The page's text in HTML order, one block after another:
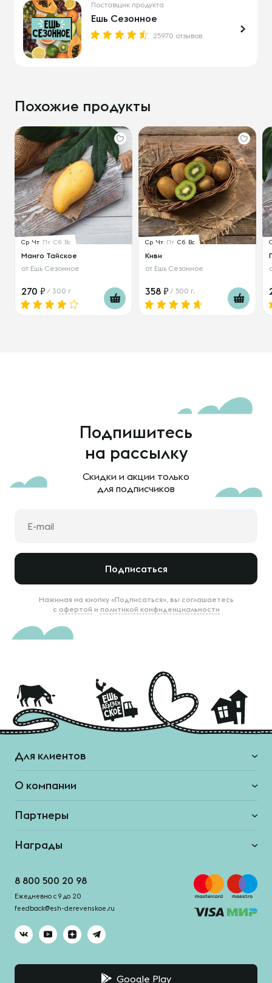
Поставщик продукта
Ешь Сезонное
25970 отзывов
Похожие продукты
Ср Чт Пт Сб Вс
Манго Тайское
от Ешь Сезонное
270 / 300 г
Ср Чт Пт Сб Вс
Киви
от Ешь Сезонное
358 / 500 г.
Подпишитесь
на рассылку
Скидки и акции только
для подписчиков
Подписаться
Нажимая на кнопку «Подписаться», вы соглашаетесь
с офертой и политикой конфиденциальности
Для клиентов
О компании
Партнеры
Награды
8 800 500 20 98
Ежедневно с 9 до 20
feedback@esh-derevenskoe.ru
Google Play